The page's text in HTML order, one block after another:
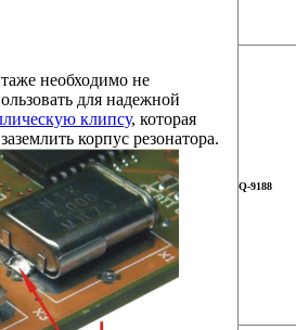
необходимо не
для надежной
клипсу, которая
корпус резонатора.
Q-9188